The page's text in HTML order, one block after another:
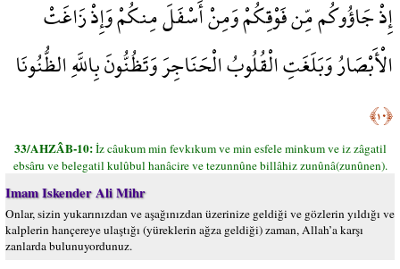
إِذْ جَاؤُوكُم مِّن فَوْقِكُمْ وَمِنْ أَسْفَلَ مِنكُمْ وَإِذْ زَاغَتْ
الْأَبْصَارُ وَبَلَغَتِ الْقُلُوبُ الْحَنَاجِرَ وَتَظُنُّونَ بِاللَّهِ الظُّنُونَا
﴿١٠﴾
33/AHZÂB-10:İz câukum min fevkıkum ve min esfele minkum ve iz zâgatil
ebsâru ve belegatil kulûbul hanâcire ve tezunnûne billâhiz zunûnâ(zunûnen).
Imam Iskender Ali Mihr
Onlar, sizin yukarınızdan ve aşağınızdan üzerinize geldiği ve gözlerin yıldığı ve
kalplerin hançereye ulaştığı (yüreklerin ağza geldiği) zaman, Allah’a karşı
zanlarda bulunuyordunuz.